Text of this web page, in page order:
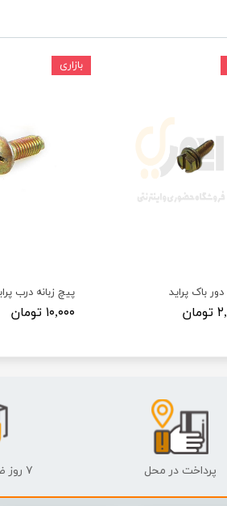
پیچ زبانه درب
۱۰,۰۰۰ تومان
بازاری
باک پراید
پرداخت در محل ۷ روز ضمانت بازگشت